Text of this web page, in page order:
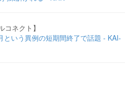
ネクト】
いう異例の短期間終了で話題 - KAI-